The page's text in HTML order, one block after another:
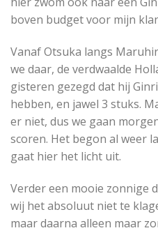
boven budget voor mijn
Vanaf Otsuka langs
we daar, de verdwaalde
gisteren gezegd dat hij
hebben, en jawel 3 stuks.
er niet, dus we gaan
scoren. Het begon al weer
gaat hier het licht uit.
Verder een mooie zonnige
wij het absoluut niet te
maar daarna alleen maar